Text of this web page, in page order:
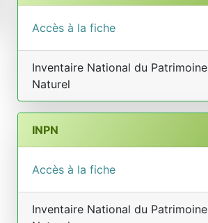
Accès à la fiche
Inventaire National du Patrimoine
Naturel
INPN
Accès à la fiche
Inventaire National du Patrimoine